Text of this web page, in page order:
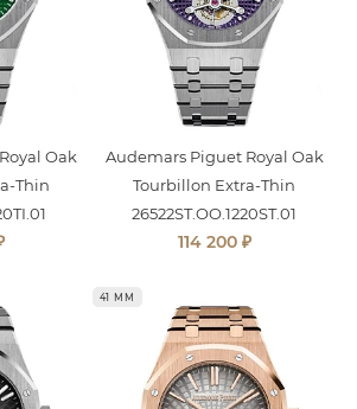
Oak
Thin
Audemars Piguet Royal Oak
Tourbillon Extra-Thin
26522ST.OO.1220ST.01
114 200 ₽
41 ММ